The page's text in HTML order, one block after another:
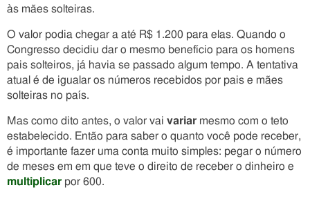
às mães solteiras.
O valor podia chegar a até R$ 1.200 para elas. Quando o
Congresso decidiu dar o mesmo benefício para os homens
pais solteiros, já havia se passado algum tempo. A tentativa
atual é de igualar os números recebidos por pais e mães
solteiras no país.
Mas como dito antes, o valor vai variar mesmo com o teto
estabelecido. Então para saber o quanto você pode receber,
é importante fazer uma conta muito simples: pegar o número
de meses em em que teve o direito de receber o dinheiro e
multiplicar por 600.